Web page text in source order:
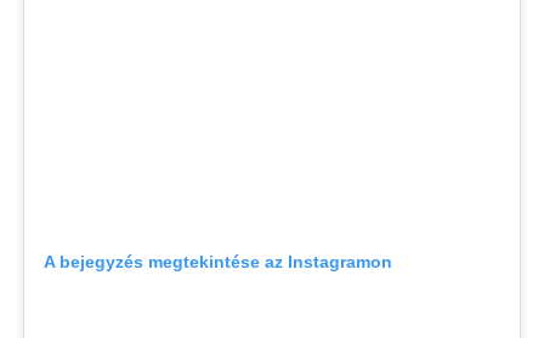
A bejegyzés megtekintése az Instagramon